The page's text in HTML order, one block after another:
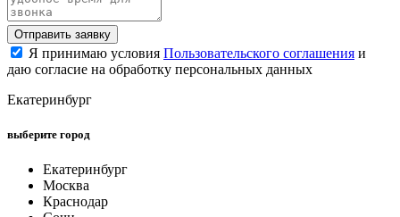
Отправить заявку
Я принимаю условия Пользовательского соглашения и
даю согласие на обработку персональных данных
Екатеринбург
выберите город
Екатеринбург
Москва
Краснодар